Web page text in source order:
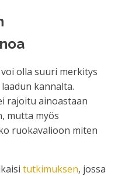
olla suuri merkitys
kannalta.
rajoitu ainoastaan
mutta myös
ruokavalioon miten
tutkimuksen, jossa